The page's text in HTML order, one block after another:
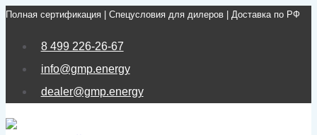
Перейти
Полная сертификация | Спецусловия для дилеров | Доставка по РФ
8 499 226-26-67
info@gmp.energy
dealer@gmp.energy